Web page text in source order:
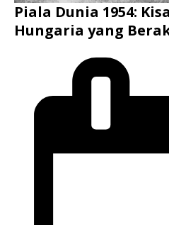
Piala Dunia 1954:
Hungaria yang